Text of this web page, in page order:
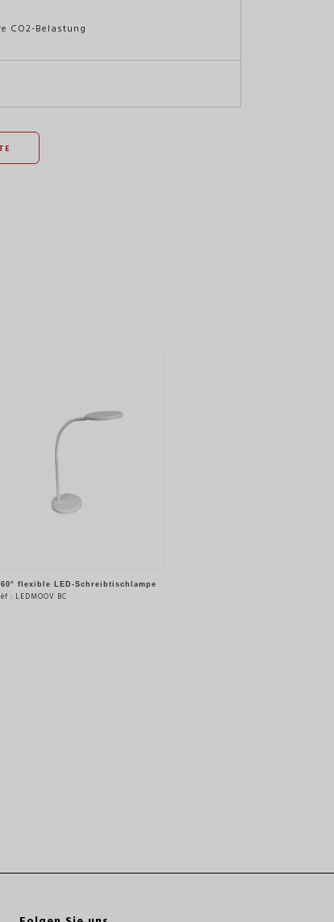
CO2-Belastung
flexible LED-Schreibtischlampe
: LEDMOOV BC